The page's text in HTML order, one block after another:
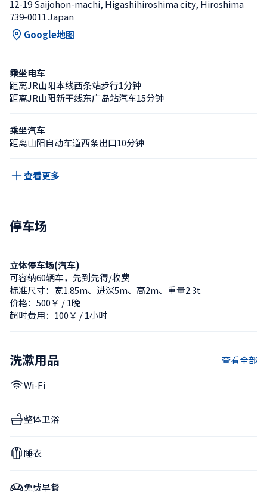
12-19 Saijohon-machi, Higashihiroshima city, Hiroshima
739-0011 Japan
Google地图
乘坐电车
距离JR山阳本线西条站步行1分钟
距离JR山阳新干线东广岛站汽车15分钟
乘坐汽车
距离山阳自动车道西条出口10分钟
查看更多
停车场
立体停车场(汽车)
可容纳60辆车，先到先得/收费
标准尺寸：宽1.85m、进深5m、高2m、重量2.3t
价格：500￥ / 1晚
超时费用：100￥ / 1小时
洗漱用品 查看全部
Wi-Fi
整体卫浴
睡衣
免费早餐